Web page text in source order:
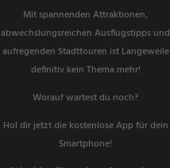
Mit spannenden Attraktionen,
abwechslungsreichen Ausflugstipps und
aufregenden Stadttouren ist Langeweile
definitiv kein Thema mehr!
Worauf wartest du noch?
Hol dir jetzt die kostenlose App für dein
Smartphone!